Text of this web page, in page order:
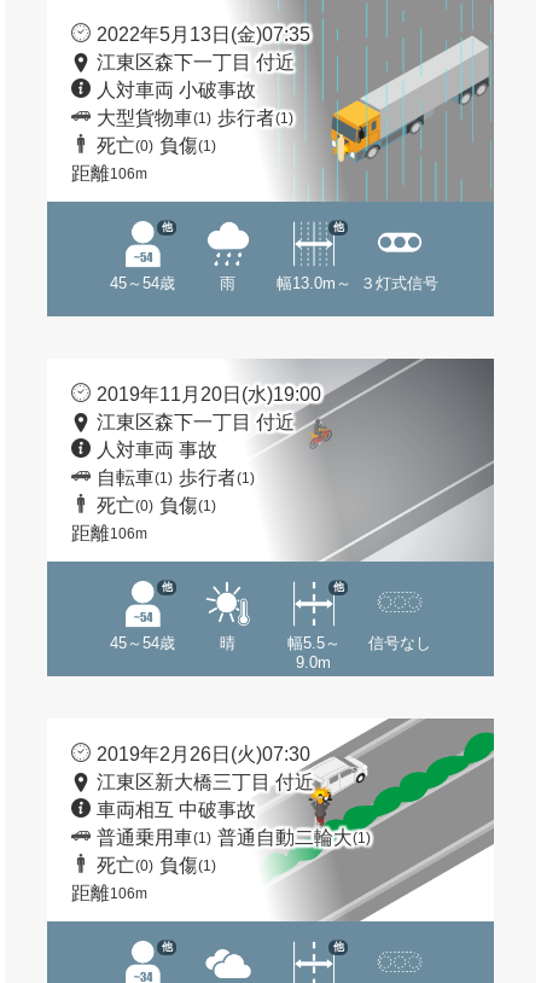
2022年5月13日(金)07:35
江東区森下一丁目 付近
人対車両 小破事故
大型貨物車(1) 歩行者(1)
死亡(0) 負傷(1)
距離106m
45～54歳
他
雨 幅13.0m～
他
３灯式信号
2019年11月20日(水)19:00
江東区森下一丁目 付近
人対車両 事故
自転車(1) 歩行者(1)
死亡(0) 負傷(1)
距離106m
45～54歳
他
晴
幅5.5～
9.0m
他
信号なし
2019年2月26日(火)07:30
江東区新大橋三丁目 付近
車両相互 中破事故
普通乗用車(1) 普通自動二輪大(1)
死亡(0) 負傷(1)
距離106m
他 他